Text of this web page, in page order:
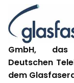
GmbH, das
Deutschen
dem